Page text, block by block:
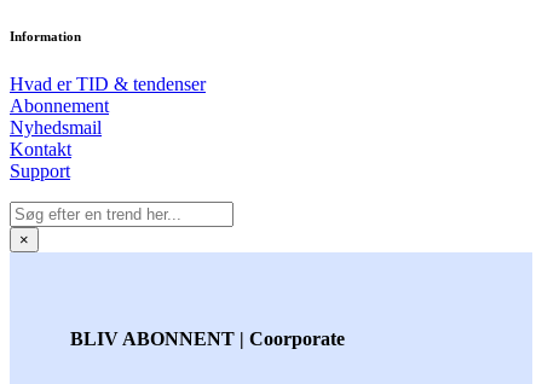
Information
Hvad er TID & tendenser
Abonnement
Nyhedsmail
Kontakt
Support
×
BLIV ABONNENT | Coorporate